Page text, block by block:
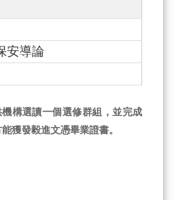
安導論
構選讀一個選修群組，並完成
獲發毅進文憑畢業證書。